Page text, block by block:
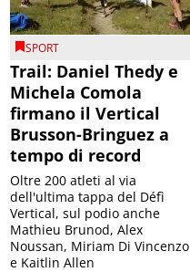
SPORT
Trail: Daniel Thedy e
Michela Comola
firmano il Vertical
Brusson-Bringuez a
tempo di record
Oltre 200 atleti al via
dell'ultima tappa del Défì
Vertical, sul podio anche
Mathieu Brunod, Alex
Noussan, Miriam Di Vincenzo
e Kaitlin Allen